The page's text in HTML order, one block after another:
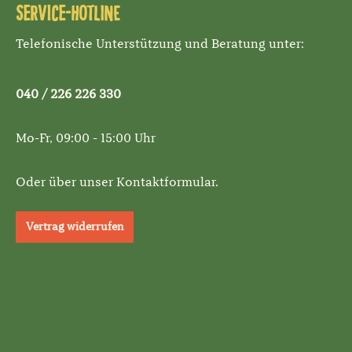
Service-Hotline
Telefonische Unterstützung und Beratung unter:
040 / 226 226 330
Mo-Fr, 09:00 - 15:00 Uhr
Oder über unser Kontaktformular.
Vertrag widerrufen